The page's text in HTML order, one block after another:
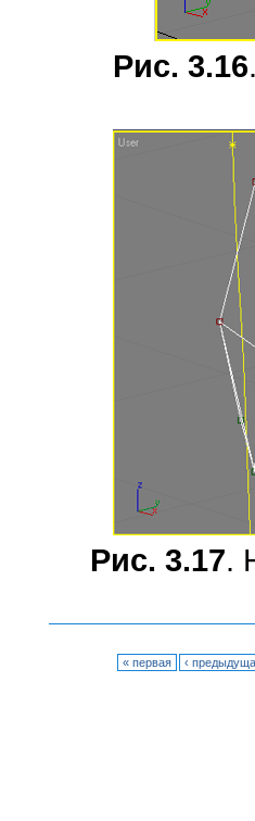
Рис. 3.16
Рис. 3.17.
« первая ‹